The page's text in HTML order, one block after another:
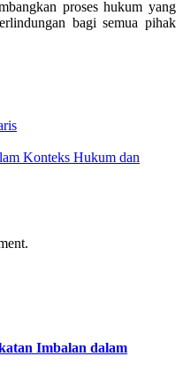
proses hukum yang
bagi semua pihak
Konteks Hukum dan
Imbalan dalam